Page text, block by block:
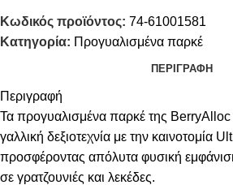
Κωδικός προϊόντος: 74-61001581
Κατηγορία: Προγυαλισμένα παρκέ
ΠΕΡΙΓΡΑΦΉ
Περιγραφή
Τα προγυαλισμένα παρκέ της BerryAlloc
γαλλική δεξιοτεχνία με την καινοτομία
προσφέροντας απόλυτα φυσική εμφάνιση
σε γρατζουνιές και λεκέδες.